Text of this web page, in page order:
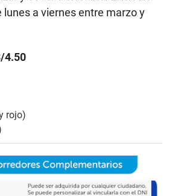
lunes a viernes entre marzo y
4.50
rojo)